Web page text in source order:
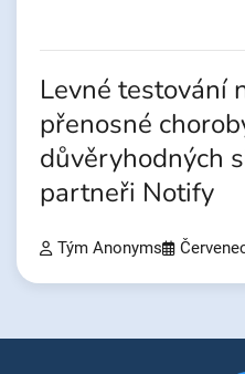
Levné testování
přenosné
důvěryhodných
partneři Notify
Tým Anonyms